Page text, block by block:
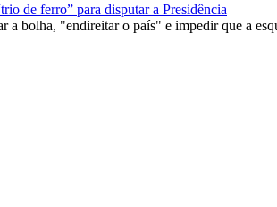
de ferro” para disputar a Presidência
bolha, "endireitar o país" e impedir que a